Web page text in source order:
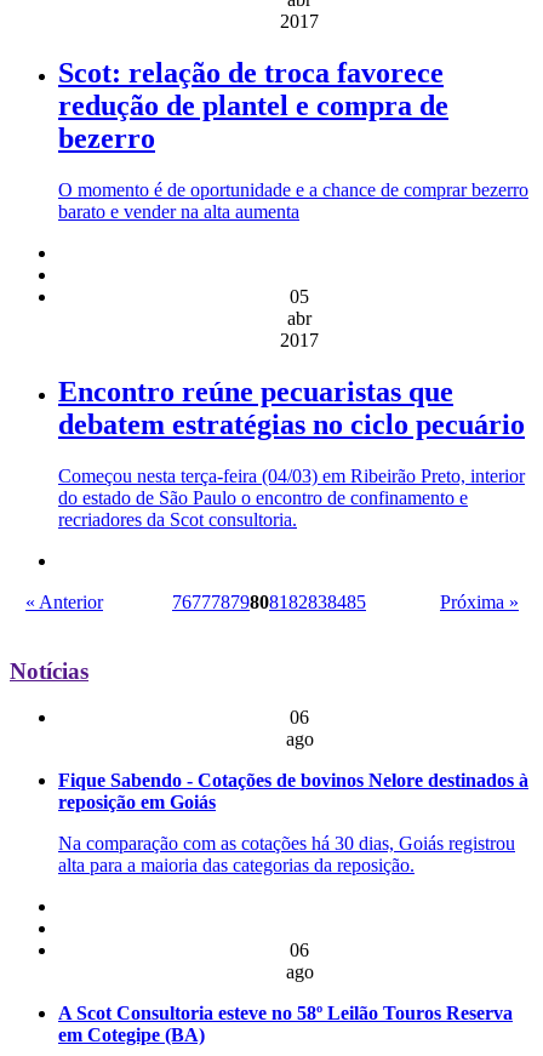
2017
Scot: relação de troca favorece
redução de plantel e compra de
bezerro
O momento é de oportunidade e a chance de comprar bezerro
barato e vender na alta aumenta
05
abr
2017
Encontro reúne pecuaristas que
debatem estratégias no ciclo pecuário
Começou nesta terça-feira (04/03) em Ribeirão Preto, interior
do estado de São Paulo o encontro de confinamento e
recriadores da Scot consultoria.
« Anterior 76777879808182838485 Próxima »
Notícias
06
ago
Fique Sabendo - Cotações de bovinos Nelore destinados à
reposição em Goiás
Na comparação com as cotações há 30 dias, Goiás registrou
alta para a maioria das categorias da reposição.
06
ago
A Scot Consultoria esteve no 58º Leilão Touros Reserva
em Cotegipe (BA)